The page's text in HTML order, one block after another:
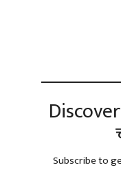
Subscribe to